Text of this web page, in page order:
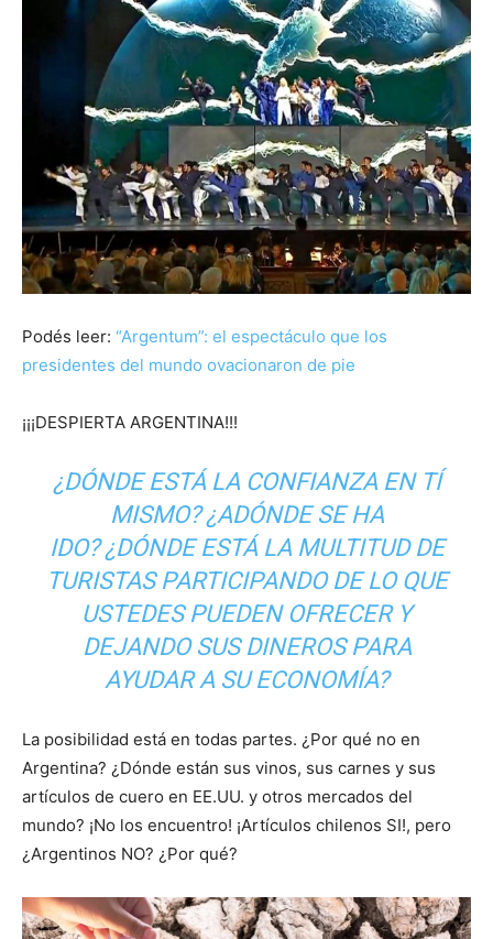
Podés leer: “Argentum”: el espectáculo que los
presidentes del mundo ovacionaron de pie
¡¡¡DESPIERTA ARGENTINA!!!
¿DÓNDE ESTÁ LA CONFIANZA EN TÍ
MISMO? ¿ADÓNDE SE HA
IDO? ¿DÓNDE ESTÁ LA MULTITUD DE
TURISTAS PARTICIPANDO DE LO QUE
USTEDES PUEDEN OFRECER Y
DEJANDO SUS DINEROS PARA
AYUDAR A SU ECONOMÍA?
La posibilidad está en todas partes. ¿Por qué no en
Argentina? ¿Dónde están sus vinos, sus carnes y sus
artículos de cuero en EE.UU. y otros mercados del
mundo? ¡No los encuentro! ¡Artículos chilenos SI!, pero
¿Argentinos NO? ¿Por qué?